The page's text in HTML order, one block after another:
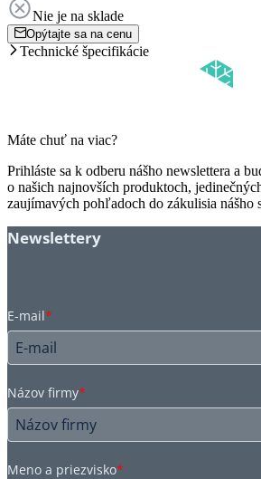
Nie je na sklade
Opýtajte sa na cenu
Technické špecifikácie
Máte chuť na viac?
Prihláste sa k odberu nášho newslettera a
o našich najnovších produktoch,
zaujímavých pohľadoch do zákulisia nášho
Newslettery
E-mail*
Názov firmy*
Meno a priezvisko*